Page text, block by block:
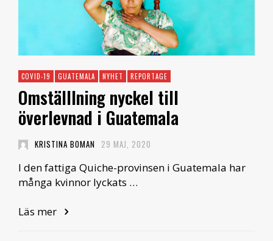
COVID-19 GUATEMALA NYHET REPORTAGE
Omställlning nyckel till
överlevnad i Guatemala
KRISTINA BOMAN 29 MAJ, 2020
I den fattiga Quiche-provinsen i Guatemala har
många kvinnor lyckats …
Läs mer